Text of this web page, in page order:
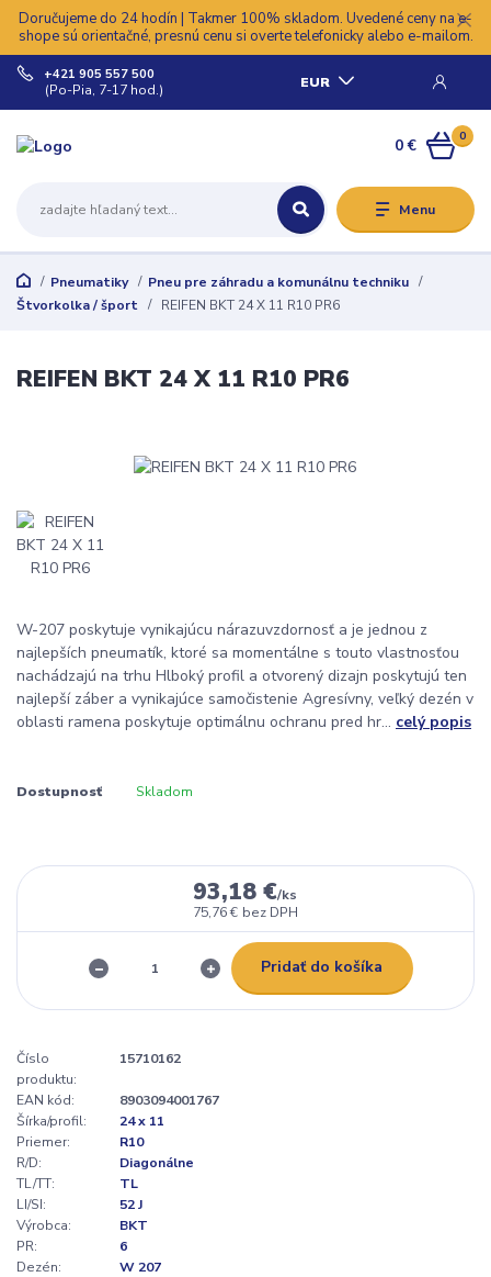
Doručujeme do 24 hodín | Takmer 100% skladom. Uvedené ceny na e-
shope sú orientačné, presnú cenu si overte telefonicky alebo e-mailom.
Menu
EUR
+421 905 557 500
(Po-Pia, 7-17 hod.)
0
0 €
Pneumatiky
Pneu pre záhradu a komunálnu techniku
Štvorkolka / šport
REIFEN BKT 24 X 11 R10 PR6
REIFEN BKT 24 X 11 R10 PR6
W-207 poskytuje vynikajúcu nárazuvzdornosť a je jednou z
najlepších pneumatík, ktoré sa momentálne s touto vlastnosťou
nachádzajú na trhu Hlboký profil a otvorený dizajn poskytujú ten
najlepší záber a vynikajúce samočistenie Agresívny, veľký dezén v
oblasti ramena poskytuje optimálnu ochranu pred hr... celý popis
Dostupnosť Skladom
93,18 €/ks
75,76 € bez DPH
Pridať do košíka
Číslo
produktu:
15710162
EAN kód:
8903094001767
Šírka/profil:
24 x 11
Priemer:
R10
R/D:
Diagonálne
TL/TT:
TL
LI/SI:
52 J
Výrobca:
BKT
PR:
6
Dezén:
W 207